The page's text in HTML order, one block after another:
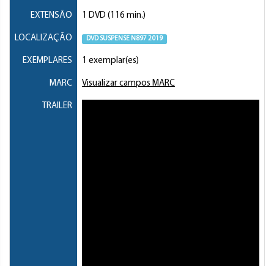
EXTENSÃO 1 DVD (116 min.)
LOCALIZAÇÃO DVD SUSPENSE N897 2019
EXEMPLARES 1 exemplar(es)
MARC Visualizar campos MARC
TRAILER